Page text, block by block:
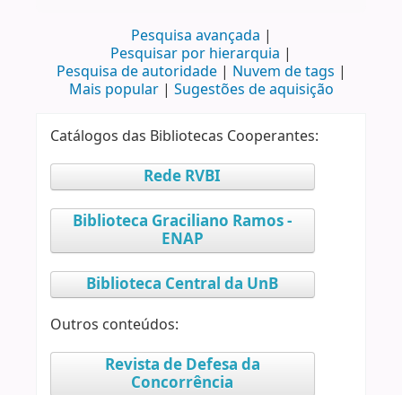
Pesquisa avançada
Pesquisar por hierarquia
Pesquisa de autoridade
Nuvem de tags
Mais popular
Sugestões de aquisição
Catálogos das Bibliotecas Cooperantes:
Rede RVBI
Biblioteca Graciliano Ramos -
ENAP
Biblioteca Central da UnB
Outros conteúdos:
Revista de Defesa da
Concorrência